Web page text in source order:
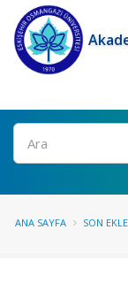
Ara
ANA SAYFA SON